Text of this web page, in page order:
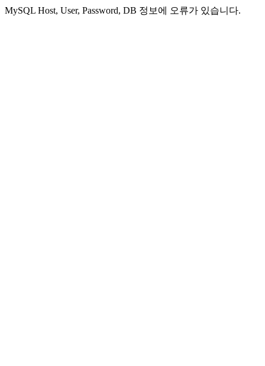
MySQL Host, User, Password, DB 정보에 오류가 있습니다.